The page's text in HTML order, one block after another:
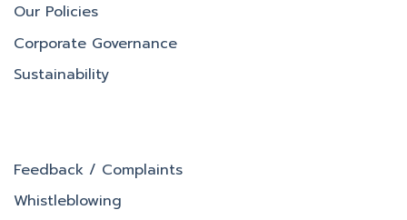
Our Policies
Corporate Governance
Sustainability
Feedback / Complaints
Whistleblowing